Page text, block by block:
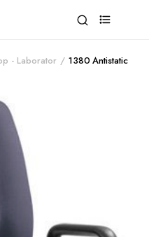
- Laborator 1380 Antistatic